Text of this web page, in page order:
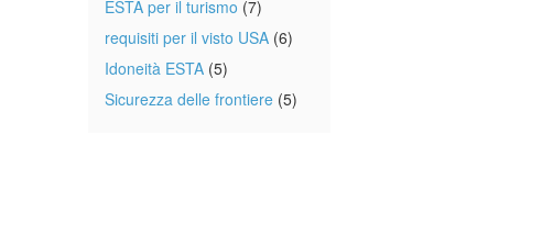
ESTA per il turismo (7)
requisiti per il visto USA (6)
Idoneità ESTA (5)
Sicurezza delle frontiere (5)